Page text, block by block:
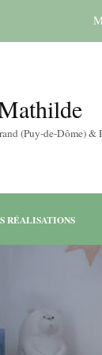
(Puy-de-Dôme) &
RÉALISATIONS